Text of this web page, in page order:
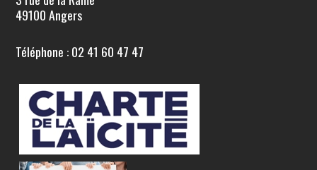
49100 Angers
Téléphone : 02 41 60 47 47